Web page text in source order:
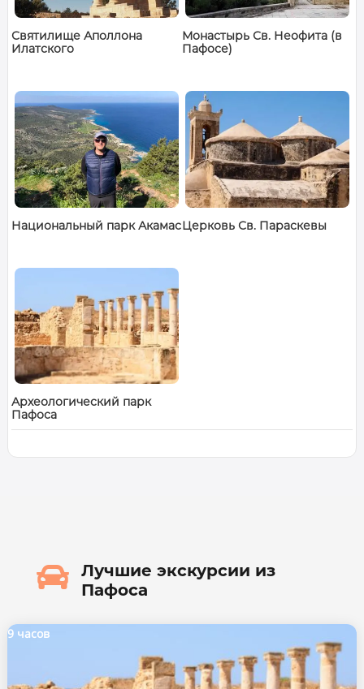
Святилище Аполлона
Илатского
Монастырь Св. Неофита (в
Пафосе)
Национальный парк АкамасЦерковь Св. Параскевы
Археологический парк
Пафоса

Лучшие экскурсии из
Пафоса
9 часов